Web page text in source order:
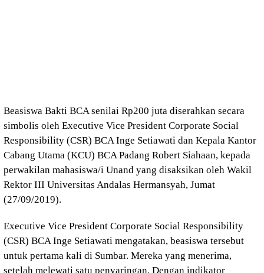
Beasiswa Bakti BCA senilai Rp200 juta diserahkan secara
simbolis oleh Executive Vice President Corporate Social
Responsibility (CSR) BCA Inge Setiawati dan Kepala Kantor
Cabang Utama (KCU) BCA Padang Robert Siahaan, kepada
perwakilan mahasiswa/i Unand yang disaksikan oleh Wakil
Rektor III Universitas Andalas Hermansyah, Jumat
(27/09/2019).
Executive Vice President Corporate Social Responsibility
(CSR) BCA Inge Setiawati mengatakan, beasiswa tersebut
untuk pertama kali di Sumbar. Mereka yang menerima,
setelah melewati satu penyaringan. Dengan indikator